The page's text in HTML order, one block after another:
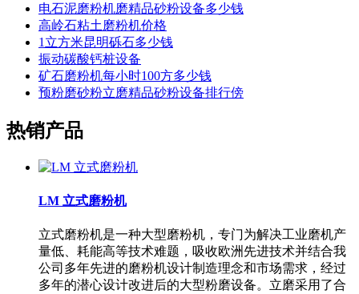
电石泥磨粉机磨精品砂粉设备多少钱
高岭石粘土磨粉机价格
1立方米昆明砾石多少钱
振动碳酸钙桩设备
矿石磨粉机每小时100方多少钱
预粉磨砂粉立磨精品砂粉设备排行傍
热销产品
LM 立式磨粉机
立式磨粉机是一种大型磨粉机，专门为解决工业磨机产
量低、耗能高等技术难题，吸收欧洲先进技术并结合我
公司多年先进的磨粉机设计制造理念和市场需求，经过
多年的潜心设计改进后的大型粉磨设备。立磨采用了合